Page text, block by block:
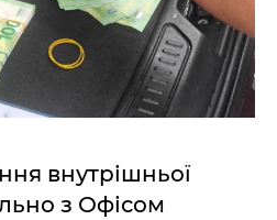
внутрішньої
з Офісом